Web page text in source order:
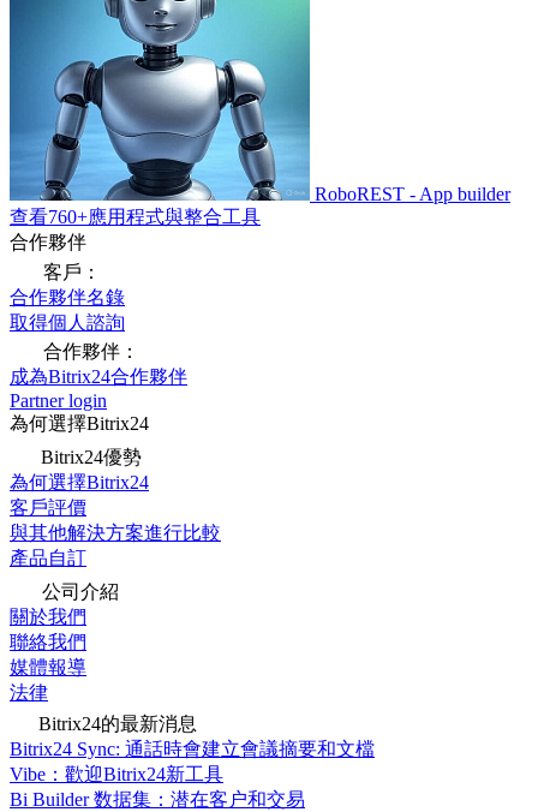
RoboREST - App builder
查看760+應用程式與整合工具
合作夥伴
客戶：
合作夥伴名錄
取得個人諮詢
合作夥伴：
成為Bitrix24合作夥伴
Partner login
為何選擇Bitrix24
Bitrix24優勢
為何選擇Bitrix24
客戶評價
與其他解決方案進行比較
產品自訂
公司介紹
關於我們
聯絡我們
媒體報導
法律
Bitrix24的最新消息
Bitrix24 Sync: 通話時會建立會議摘要和文檔
Vibe：歡迎Bitrix24新工具
Bi Builder 数据集：潜在客户和交易